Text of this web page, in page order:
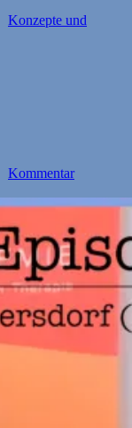
Konzepte und
Kommentar